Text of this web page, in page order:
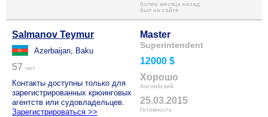
более месяца назад
был на сайте
Salmanov Teymur
Azerbaijan, Baku
57 лет
Контакты доступны только для
зарегистрированных крюинговых
агентств или судовладельцев.
Зарегистрироваться >>
Master
Superintendent
12000 $
Хорошо
Английский
25.03.2015
Готовность